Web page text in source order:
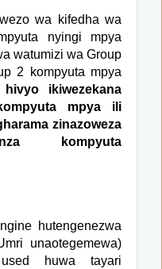
wa kifedha wa
nyingi mpya
watumizi wa Group
2 kompyuta mpya
hivyo ikiwezekana
mpya ili
zinazoweza
kompyuta
hutengenezwa
unaotegemewa)
huwa tayari